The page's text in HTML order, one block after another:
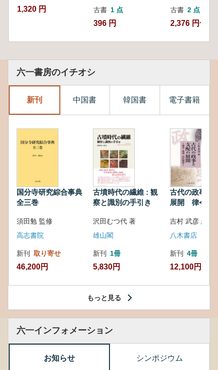
1,320 円 古書 1 点
396 円
古書 2 点
2,376 円~
六一書房のイチオシ
新刊 中国書 韓国書 電子書籍
国分寺研究綜合事典
全三巻
須田勉 監修
高志書院
新刊 取り寄せ
46,200円
古墳時代の繊維 : 観
察と識別の手引き
沢田むつ代 著
雄山閣
新刊 1冊
5,830円
古代の政事と
展開 律令・
吉村 武彦 編集
八木書店
新刊 4冊
12,100円
もっと見る
六一インフォメーション
お知らせ シンポジウム